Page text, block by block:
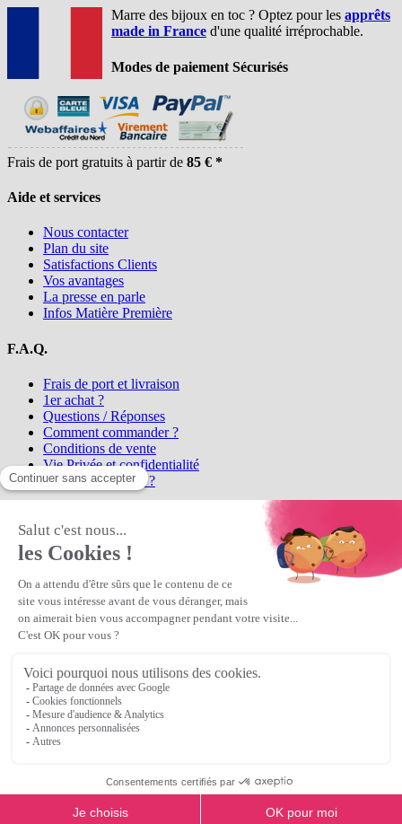
Marre des bijoux en toc ? Optez pour les apprêts
made in France d'une qualité irréprochable.
Modes de paiement Sécurisés
Frais de port gratuits à partir de 85 € *
Aide et services
Nous contacter
Plan du site
Satisfactions Clients
Vos avantages
La presse en parle
Infos Matière Première
F.A.Q.
Frais de port et livraison
1er achat ?
Questions / Réponses
Comment commander ?
Conditions de vente
Vie Privée et confidentialité
Qui sommes-nous ?
la référence en perles et bijoux
perles en ligne, telles que les perles
et cristaux et strass en cristal Preciosa, les perles Miyuki perles et
apprêts en Argent 925, Gold Filled, perles de rocaille Preciosa
Matière Première est un
Première
Veuillez patienter...
Continuer vos achatsorVoir le panier